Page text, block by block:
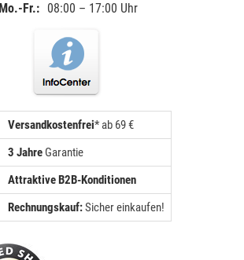
Mo.-Fr.: 08:00 – 17:00 Uhr
Versandkostenfrei* ab 69 €
3 JahreGarantie
Attraktive B2B-Konditionen
Rechnungskauf:Sicher einkaufen!